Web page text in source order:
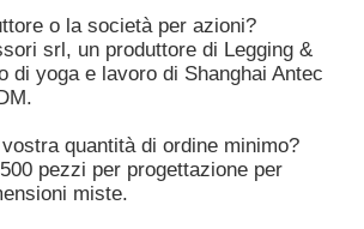
o la società per azioni?
srl, un produttore di Legging &
di yoga e lavoro di Shanghai Antec
quantità di ordine minimo?
pezzi per progettazione per
miste.